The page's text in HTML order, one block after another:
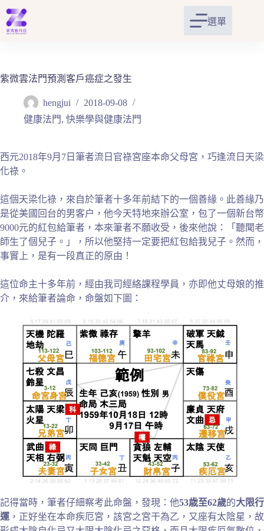
跳
至
主
容
選單
紫微雲法門預測客戶癌症之發生
hengjui
2018-09-08
健康法門, 快樂學與健康法門
西元2018年9月7日筆者流日官祿宮座本命父母宮，巧逢流日天梁
化祿。
這個天梁化祿，來自於筆者十多年前結下的一個善緣。此善緣乃
是從美國回台的男客户，他今天特地來辦公室，包了一個新台幣
9000元的紅包給筆者，本來筆者不願收受，後來他說：「聽聞老
師生了個兒子。」，所以他堅持一定要把紅包給我兒子。然而，
事實上，是有一段真正的原由！
這位命主十多年前，經由我司經絡課程學員，亦即他丈母娘的推
介，來給筆者論命，命盤如下圖：
記得當時，筆者仔細察考此命盤，發現：他53歳至62歲的大限行
運 ，正好坐在本命疾厄宮，該宮之宮干為乙，又座有太陰星，故